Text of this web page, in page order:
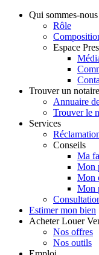
Qui sommes-
Rôle
Espace
Trouver un notaire
Annuaire
Trouver le
Services
Conseils
Ma
Mon
Mon
Mon
Estimer mon bien
Acheter Louer
Nos offres
Nos outils